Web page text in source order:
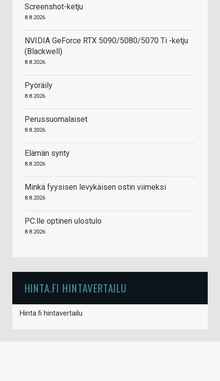
Screenshot-ketju
8.8.2026
NVIDIA GeForce RTX 5090/5080/5070 Ti -ketju
(Blackwell)
8.8.2026
Pyöräily
8.8.2026
Perussuomalaiset
8.8.2026
Elämän synty
8.8.2026
Minkä fyysisen levykäisen ostin viimeksi
8.8.2026
PC:lle optinen ulostulo
8.8.2026
HINTA.FI HINTAVERTAILU
Hinta.fi hintavertailu